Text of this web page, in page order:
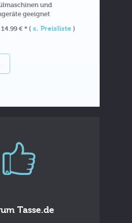
und
geeignet
€ * ( s. Preisliste )
Tasse.de